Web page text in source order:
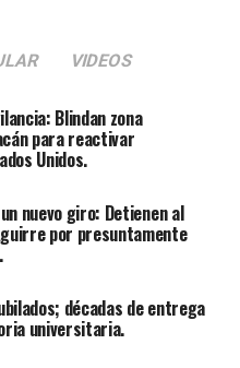
VIDEOS
Blindan zona
para reactivar
Unidos.
nuevo giro: Detienen al
por presuntamente
décadas de entrega
universitaria.